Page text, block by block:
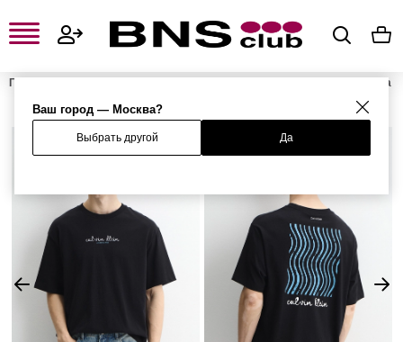
Ваш город — Москва?
Выбрать другой Да
Главная
Мужская одежда